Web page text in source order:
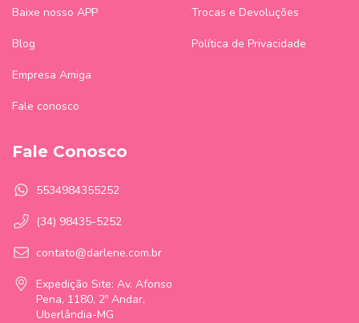
Baixe nosso APP
Blog
Empresa Amiga
Fale conosco
Trocas e Devoluções
Política de Privacidade
Fale Conosco
5534984355252
(34) 98435-5252
contato@darlene.com.br
Expedição Site: Av. Afonso
Pena, 1180, 2º Andar,
Uberlândia-MG